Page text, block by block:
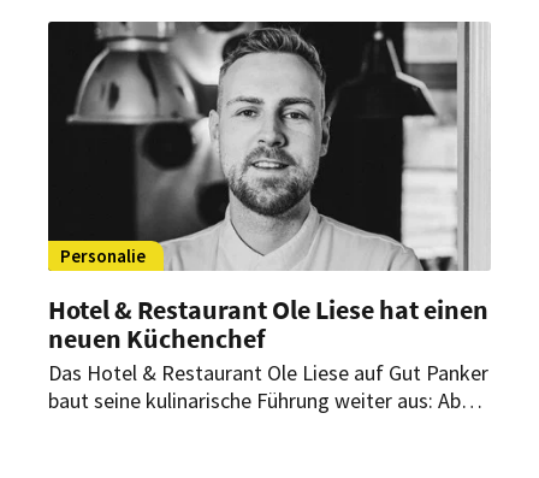
des Hauses inklusive des Fine-Dining-
Restaurants Jagastub’n.
Personalie
Hotel & Restaurant Ole Liese hat einen
neuen Küchenchef
Das Hotel & Restaurant Ole Liese auf Gut Panker
baut seine kulinarische Führung weiter aus: Ab